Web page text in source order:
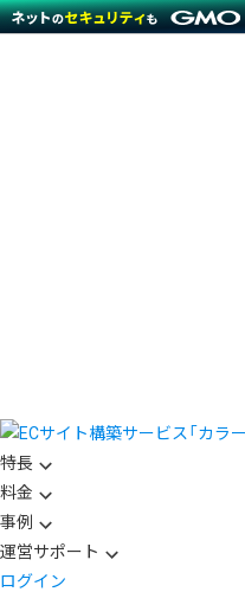
特長
料金
事例
運営サポート
ログイン